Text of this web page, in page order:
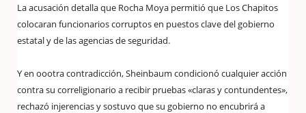
La acusación detalla que Rocha Moya permitió que Los Chapitos
colocaran funcionarios corruptos en puestos clave del gobierno
estatal y de las agencias de seguridad.
Y en oootra contradicción, Sheinbaum condicionó cualquier acción
contra su correligionario a recibir pruebas «claras y contundentes»,
rechazó injerencias y sostuvo que su gobierno no encubrirá a